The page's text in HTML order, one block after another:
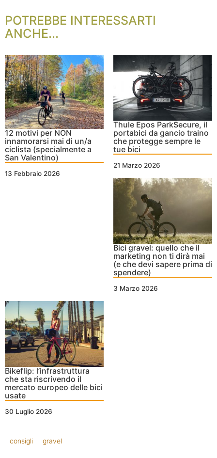
POTREBBE INTERESSARTI
ANCHE...
12 motivi per NON
innamorarsi mai di un/a
ciclista (specialmente a
San Valentino)
13 Febbraio 2026
Thule Epos ParkSecure, il
portabici da gancio traino
che protegge sempre le
tue bici
21 Marzo 2026
Bici gravel: quello che il
marketing non ti dirà mai
(e che devi sapere prima di
spendere)
3 Marzo 2026
Bikeflip: l’infrastruttura
che sta riscrivendo il
mercato europeo delle bici
usate
30 Luglio 2026
consigli gravel